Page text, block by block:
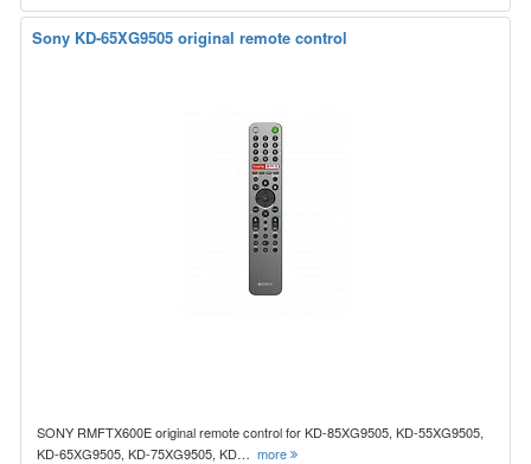
Sony KD-65XG9505 original remote control
SONY RMFTX600E original remote control for KD-85XG9505, KD-55XG9505,
KD-65XG9505, KD-75XG9505, KD… more